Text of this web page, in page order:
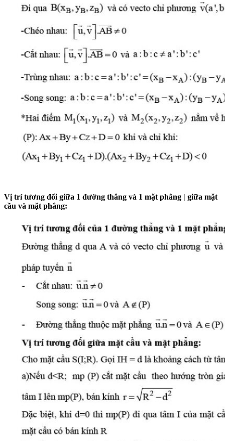
Vị trí tương đối giữa 1 đường thẳng và 1 mặt phẳng | giữa mặt
cầu và mặt phẳng: